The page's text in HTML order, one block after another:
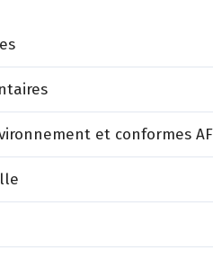
et conformes